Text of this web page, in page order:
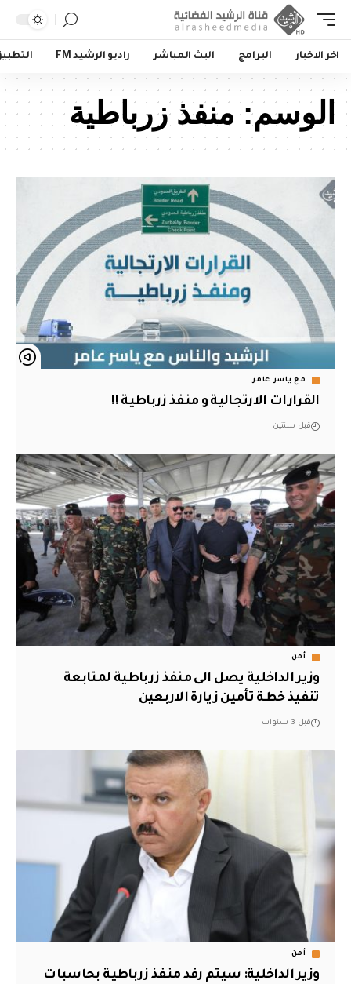
اخر الاخبار البرامج البث المباشر راديو الرشيد FM
الوسم:منفذ زرباطية
مع ياسر عامر
القرارات الارتجالية و منفذ زرباطية !!
قبل سنتين
أمن
وزير الداخلية يصل الى منفذ زرباطية لمتابعة
تنفيذ خطة تأمين زيارة الاربعين
قبل 3 سنوات
أمن
وزير الداخلية: سيتم رفد منفذ زرباطية بحاسبات